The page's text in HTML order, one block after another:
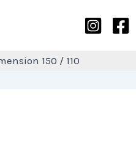
150 / 110